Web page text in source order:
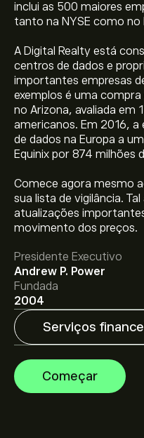
inclui as 500 maiores
tanto na NYSE como no
A Digital Realty está
centros de dados e
importantes empresas
exemplos é uma
no Arizona, avaliada em
americanos. Em 2016,
de dados na Europa a
Equinix por 874
Comece agora mesmo
sua lista de vigilância.
atualizações
movimento dos preços.
Presidente Executivo
Andrew P. Power
Fundada
2004
Serviços
Começar
O preço atual da DLR é
O preço médio alvo para
190.40‎$‎.Adira jána
analistas e metas de
Os analistas oferecem
Trust Inc com base em
relatórios financeiros e
Descubra a previsão
futuros dos preços.
A capitalização bolsista